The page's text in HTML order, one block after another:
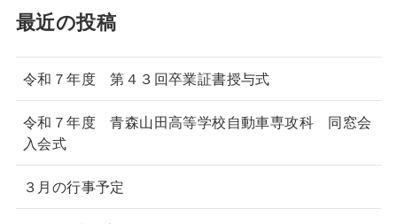
最近の投稿
令和７年度 第４３回卒業証書授与式
令和７年度 青森山田高等学校自動車専攻科 同窓会
入会式
３月の行事予定